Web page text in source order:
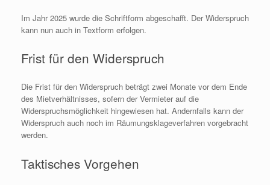
Im Jahr 2025 wurde die Schriftform abgeschafft. Der Widerspruch
kann nun auch in Textform erfolgen.
Frist für den Widerspruch
Die Frist für den Widerspruch beträgt zwei Monate vor dem Ende
des Mietverhältnisses, sofern der Vermieter auf die
Widerspruchsmöglichkeit hingewiesen hat. Andernfalls kann der
Widerspruch auch noch im Räumungsklageverfahren vorgebracht
werden.
Taktisches Vorgehen